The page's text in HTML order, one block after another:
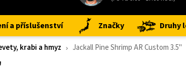
a příslušenství Značky Druhy
krabi a hmyz Jackall Pine Shrimp AR Custom 3.5"